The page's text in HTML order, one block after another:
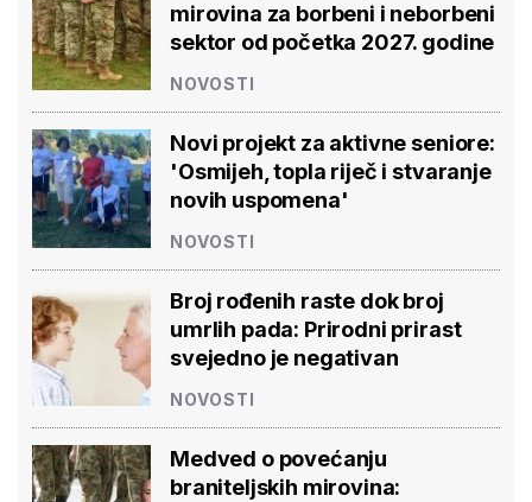
mirovina za borbeni i neborbeni
sektor od početka 2027. godine
NOVOSTI
Novi projekt za aktivne seniore:
'Osmijeh, topla riječ i stvaranje
novih uspomena'
NOVOSTI
Broj rođenih raste dok broj
umrlih pada: Prirodni prirast
svejedno je negativan
NOVOSTI
Medved o povećanju
braniteljskih mirovina: